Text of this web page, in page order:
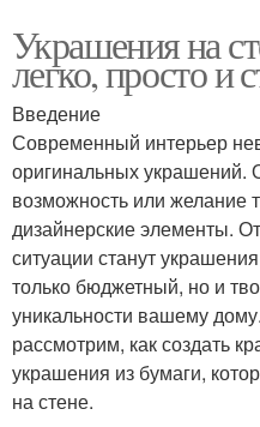
Украшения на
легко, просто и
Введение
Современный интерьер
оригинальных украшений.
возможность или желание
дизайнерские элементы.
ситуации станут
только бюджетный, но и
уникальности вашему
рассмотрим, как создать
украшения из бумаги,
на стене.